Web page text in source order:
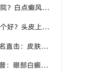
[健康科普]泉州能看好白癜风的医院？白点癫风需要注意什么饮食？
[资讯]泉州专业治疗白癜风医院哪个好？头皮上有一块白色厚厚的头皮？
泉州永春治白癜风医院有哪些-排名直击：皮肤白斑是什么原因导致的？
泉州白癜风专科治疗医院-健康科普：眼部白癜风症状？